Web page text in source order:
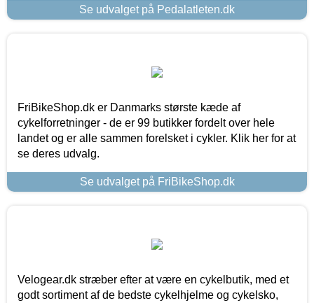
Se udvalget på Pedalatleten.dk
FriBikeShop.dk er Danmarks største kæde af
cykelforretninger - de er 99 butikker fordelt over hele
landet og er alle sammen forelsket i cykler. Klik her for at
se deres udvalg.
Se udvalget på FriBikeShop.dk
Velogear.dk stræber efter at være en cykelbutik, med et
godt sortiment af de bedste cykelhjelme og cykelsko,